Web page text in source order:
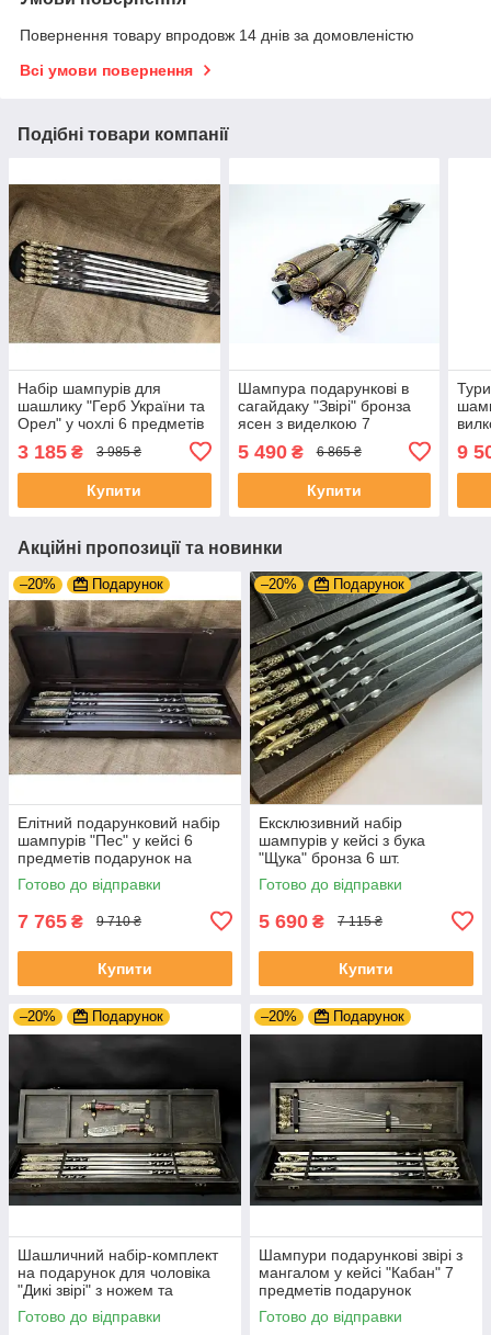
Повернення товару впродовж 14 днів за домовленістю
Всі умови повернення
Подібні товари компанії
Набір шампурів для
шашлику "Герб України та
Орел" у чохлі 6 предметів
чоловікові на річницю
3 185 ₴ 3 985 ₴
Купити
Шампура подарункові в
сагайдаку "Звірі" бронза
ясен з виделкою 7
чоловікові на річницю
5 490₴ 6 865 ₴
Купити
9
Акційні пропозиції та новинки
–20% Подарунок
Елітний подарунковий набір
шампурів "Пес" у кейсі 6
предметів подарунок на
ювілей
Готово до відправки
7 765 ₴ 9 710 ₴
Купити
–20% Подарунок
Ексклюзивний набір
шампурів у кейсі з бука
"Щука" бронза 6 шт.
Готово до відправки
5 690 ₴ 7 115 ₴
Купити
–20% Подарунок
Шашличний набір-комплект
на подарунок для чоловіка
"Дикі звірі" з ножем та
виделкою для зняття
шашлику
Готово до відправки
–20% Подарунок
Шампури подарункові звірі з
мангалом у кейсі "Кабан" 7
предметів подарунок
коханому чоловікові
Готово до відправки